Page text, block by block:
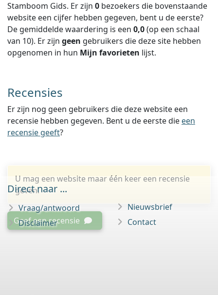
Stamboom Gids. Er zijn 0 bezoekers die bovenstaande
website een cijfer hebben gegeven, bent u de eerste?
De gemiddelde waardering is een 0,0(op een schaal
van 10). Er zijn geen gebruikers die deze site hebben
opgenomen in hun Mijn favorieten lijst.
Recensies
Er zijn nog geen gebruikers die deze website een
recensie hebben gegeven. Bent u de eerste die een
recensie geeft?
U mag een website maar één keer een recensie
geven.
Geef een recensie
Direct naar ...
Vraag/antwoord
Disclaimer
Nieuwsbrief
Contact